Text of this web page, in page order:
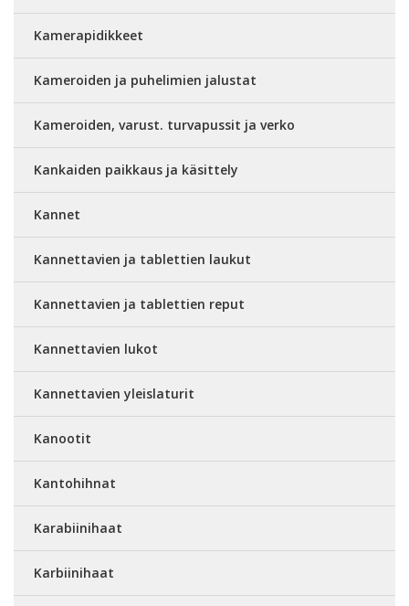
Kamerapidikkeet
Kameroiden ja puhelimien jalustat
Kameroiden, varust. turvapussit ja verko
Kankaiden paikkaus ja käsittely
Kannet
Kannettavien ja tablettien laukut
Kannettavien ja tablettien reput
Kannettavien lukot
Kannettavien yleislaturit
Kanootit
Kantohihnat
Karabiinihaat
Karbiinihaat